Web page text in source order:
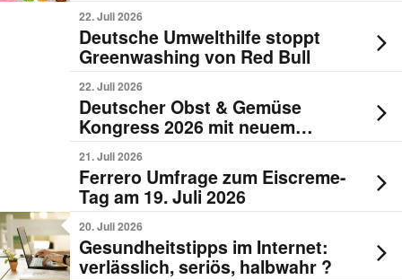
22. Juli 2026
Deutsche Umwelthilfe stoppt
Greenwashing von Red Bull
22. Juli 2026
Deutscher Obst & Gemüse
Kongress 2026 mit neuem
Konzept
21. Juli 2026
Ferrero Umfrage zum Eiscreme-
Tag am 19. Juli 2026
20. Juli 2026
Gesundheitstipps im Internet:
verlässlich, seriös, halbwahr ?